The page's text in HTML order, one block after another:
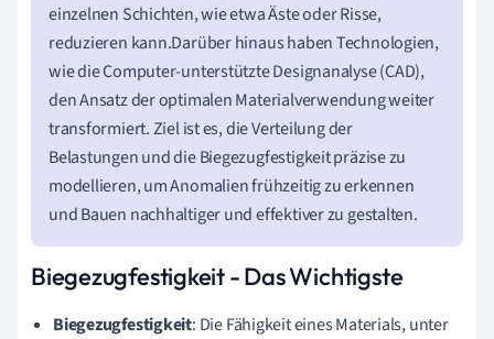
einzelnen Schichten, wie etwa Äste oder Risse,
reduzieren kann.Darüber hinaus haben Technologien,
wie die Computer-unterstützte Designanalyse (CAD),
den Ansatz der optimalen Materialverwendung weiter
transformiert. Ziel ist es, die Verteilung der
Belastungen und die Biegezugfestigkeit präzise zu
modellieren, um Anomalien frühzeitig zu erkennen
und Bauen nachhaltiger und effektiver zu gestalten.
Biegezugfestigkeit - Das Wichtigste
Biegezugfestigkeit: Die Fähigkeit eines Materials, unter